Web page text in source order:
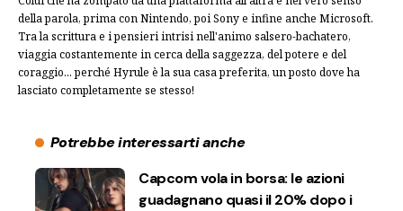
della parola, prima con Nintendo, poi Sony e infine anche Microsoft.
Tra la scrittura e i pensieri intrisi nell'animo salsero-bachatero,
viaggia costantemente in cerca della saggezza, del potere e del
coraggio... perché Hyrule è la sua casa preferita, un posto dove ha
lasciato completamente se stesso!
Potrebbe interessarti anche
Capcom vola in borsa: le azioni
guadagnano quasi il 20% dopo i